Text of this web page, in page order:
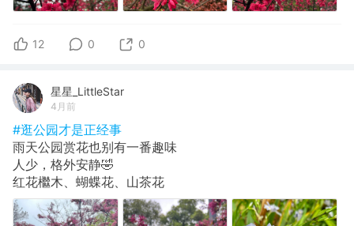
12 0 0
星星_LittleStar
4月前
#逛公园才是正经事
雨天公园赏花也别有一番趣味
人少，格外安静🤣
红花檵木、蝴蝶花、山茶花